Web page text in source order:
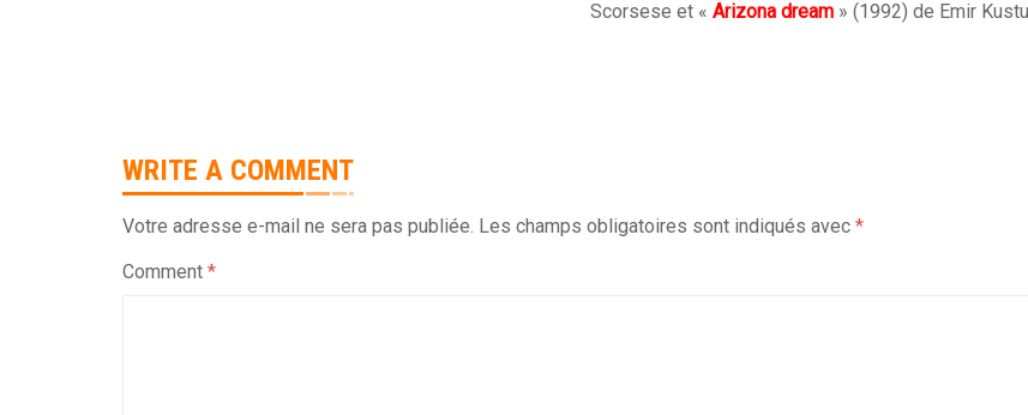
Scorsese et « Arizona dream » (1992) de Emir
WRITE A COMMENT
Votre adresse e-mail ne sera pas publiée. Les champs obligatoires sont indiqués avec *
Comment *